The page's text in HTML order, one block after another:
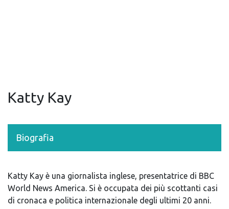
Katty Kay
Biografia
Katty Kay è una giornalista inglese, presentatrice di BBC
World News America. Si è occupata dei più scottanti casi
di cronaca e politica internazionale degli ultimi 20 anni.